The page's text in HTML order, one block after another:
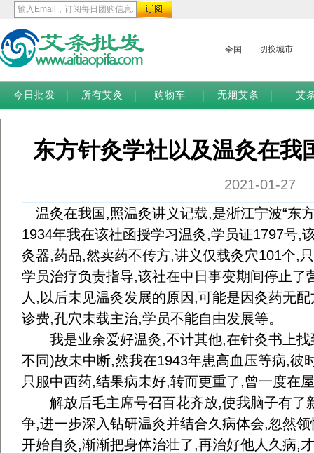
全国 切换城市
今日批发 所有艾灸 购物车 无烟艾条 艾
东方针灸学社以及温灸在我
2021-01-27
温灸在我国,照温灸讲义记载,是浙江宁波“东
1934年我在该社函授学习温灸,学员证1797号,
灸器,药品,然卖药不传方,讲义仅载灸穴101个,
学员治疗负责指导,该社在中日事变期间停止了
人,以后未见温灸发展的原因,可能是因灸药无
诊费,孔穴未载主治,学员不能自由发展等。
我是业余爱好温灸,不计其他,在针灸书上找
不同)故未中断,然我在1943年患高血压等病,彼
只服中西药,结果病未好,转而更重了,曾一度在
解放后毛主席号召百花齐放,使我脑子有了
争,进一步深入钻研温灸并结合久病体会,忽然
开始自灸,渐渐把身体治壮了,再治好他人久病,